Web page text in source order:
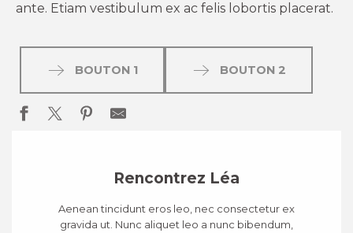
ante. Etiam vestibulum ex ac felis lobortis placerat.
BOUTON 1 BOUTON 2
Rencontrez Léa
Aenean tincidunt eros leo, nec consectetur ex
gravida ut. Nunc aliquet leo a nunc bibendum,